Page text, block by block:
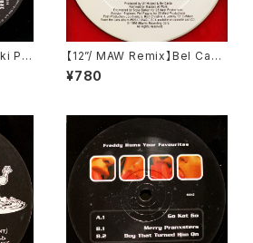
Po
(N
【12”/ MAW Remix】Bel Cant
o / Rumour (Remixes By M
asters At Work) (Lava) (Atl
¥780